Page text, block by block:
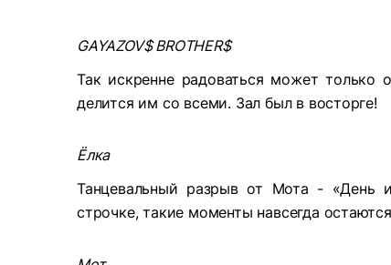
GAYAZOV$ BROTHER$
Так искренне радоваться может только
делится им со всеми. Зал был в восторге!
Ёлка
Танцевальный разрыв от Мота - «День
строчке, такие моменты навсегда